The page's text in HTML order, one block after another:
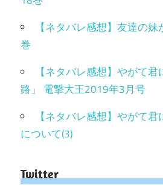
【ネタバレ感想】友達の
巻
【ネタバレ感想】やがて
路」 電撃大王2019年3月号
【ネタバレ感想】やがて
について(3)
Twitter